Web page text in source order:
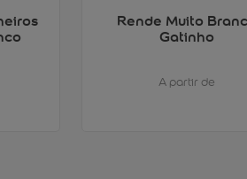
Rende Muito
Gatinho
A partir de